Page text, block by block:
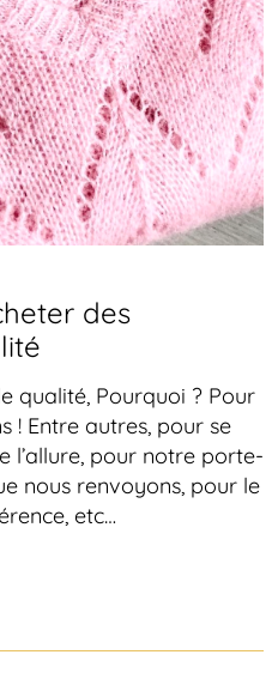
des
qualité, Pourquoi ? Pour
! Entre autres, pour se
l’allure, pour notre porte-
nous renvoyons, pour le
etc…